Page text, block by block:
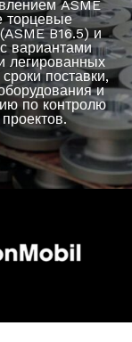
ASME
торцевые
B16.5) и
вариантами
легированных
поставки,
и
по контролю